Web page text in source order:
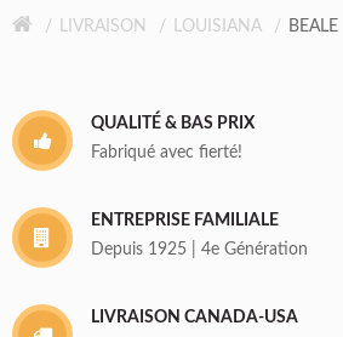
LIVRAISON LOUISIANA BEALE
QUALITÉ & BAS PRIX
Fabriqué avec fierté!
ENTREPRISE FAMILIALE
Depuis 1925 | 4e Génération
LIVRAISON CANADA-USA